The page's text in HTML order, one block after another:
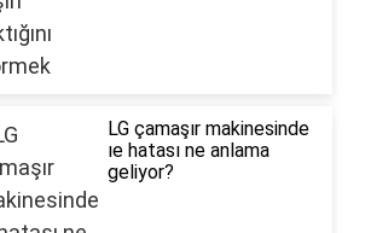
LG çamaşır makinesinde
ıe hatası ne anlama
geliyor?